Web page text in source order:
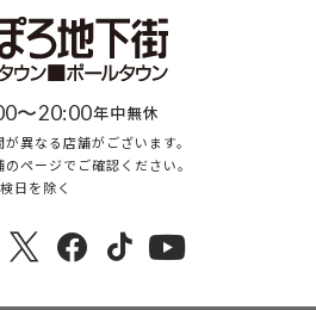
〜20:00年中無休
異なる店舗がございます。
ページでご確認ください。
日を除く